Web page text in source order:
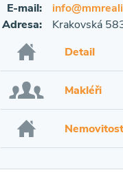
E-mail:
Adresa:
Krakovská
Detail
Makléři